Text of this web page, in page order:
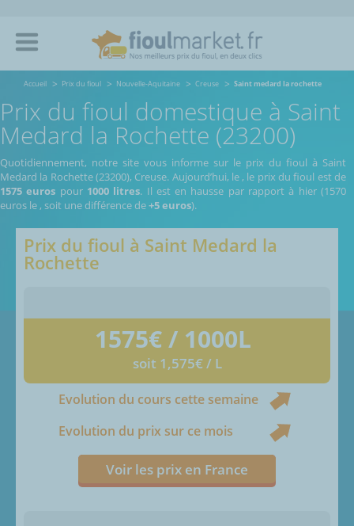
Accueil Prix du fioul Nouvelle-Aquitaine Creuse Saint medard la rochette
Prix du fioul domestique à Saint
Medard la Rochette (23200)
Quotidiennement, notre site vous informe sur le prix du fioul à Saint
Medard la Rochette (23200), Creuse. Aujourd’hui, le , le prix du fioul est de
1575 euros pour 1000 litres. Il est en hausse par rapport à hier (1570
euros le , soit une différence de+5 euros).
Prix du fioul à Saint Medard la
Rochette
1575€ / 1000L
soit 1,575€ / L
Evolution du cours cette semaine
Evolution du prix sur ce mois
Voir les prix en France